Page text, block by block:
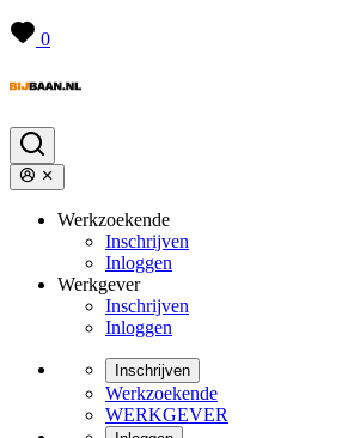
0
Werkzoekende
Inschrijven
Inloggen
Werkgever
Inschrijven
Inloggen
Inschrijven
Werkzoekende
WERKGEVER